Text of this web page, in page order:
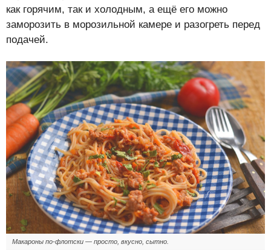
как горячим, так и холодным, а ещё его можно
заморозить в морозильной камере и разогреть перед
подачей.
Макароны по-флотски — просто, вкусно, сытно.